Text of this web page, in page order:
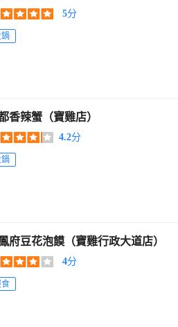
5分
鍋
香辣蟹（寶雞店）
4.2分
鍋
府豆花泡饃（寶雞行政大道店）
4分